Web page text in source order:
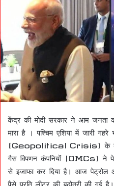
केंद्र की मोदी सरकार ने आम जनता
मारा है । पश्चिम एशिया में जारी
(Geopolitical Crisis) के बीच,
गैस विपणन कंपनियों (OMCs) ने
से इजाफा कर दिया है। आज
पैसे प्रति लीटर की बढ़ोतरी की गई